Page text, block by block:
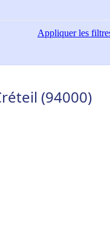
Appliquerles
(94000)